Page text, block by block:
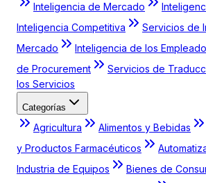
Inteligencia de Mercado
Inteligencia Competitiva
Servicios de
Mercado
Inteligencia de los
de Procurement
Servicios de
los Servicios
Categorías
Agricultura Alimentos y Bebidas
y Productos Farmacéuticos
Industria de Equipos
Bienes de